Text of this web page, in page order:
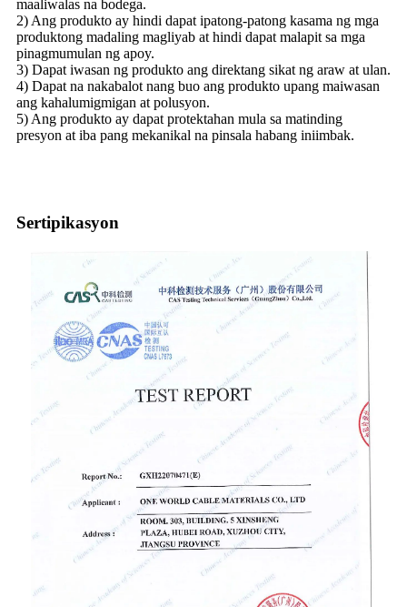
maaliwalas na bodega.
2) Ang produkto ay hindi dapat ipatong-patong kasama ng mga
produktong madaling magliyab at hindi dapat malapit sa mga
pinagmumulan ng apoy.
3) Dapat iwasan ng produkto ang direktang sikat ng araw at ulan.
4) Dapat na nakabalot nang buo ang produkto upang maiwasan
ang kahalumigmigan at polusyon.
5) Ang produkto ay dapat protektahan mula sa matinding
presyon at iba pang mekanikal na pinsala habang iniimbak.
Sertipikasyon